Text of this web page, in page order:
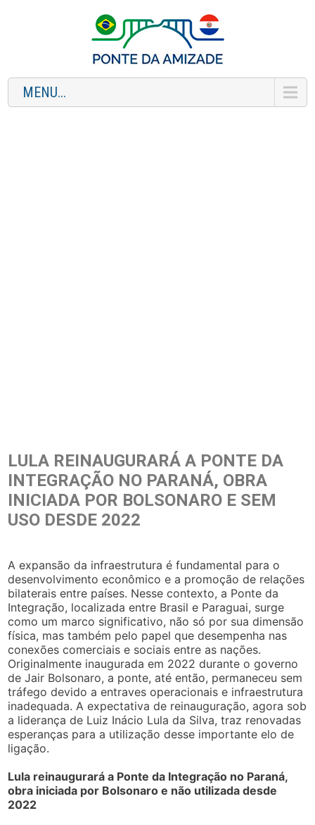
MENU...
LULA REINAUGURARÁ A PONTE DA
INTEGRAÇÃO NO PARANÁ, OBRA
INICIADA POR BOLSONARO E SEM
USO DESDE 2022
A expansão da infraestrutura é fundamental para o
desenvolvimento econômico e a promoção de relações
bilaterais entre países. Nesse contexto, a Ponte da
Integração, localizada entre Brasil e Paraguai, surge
como um marco significativo, não só por sua dimensão
física, mas também pelo papel que desempenha nas
conexões comerciais e sociais entre as nações.
Originalmente inaugurada em 2022 durante o governo
de Jair Bolsonaro, a ponte, até então, permaneceu sem
tráfego devido a entraves operacionais e infraestrutura
inadequada. A expectativa de reinauguração, agora sob
a liderança de Luiz Inácio Lula da Silva, traz renovadas
esperanças para a utilização desse importante elo de
ligação.
Lula reinaugurará a Ponte da Integração no Paraná,
obra iniciada por Bolsonaro e não utilizada desde
2022